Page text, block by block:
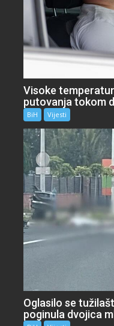
Visoke
putovanja tokom
BiH Vijesti
Oglasilo se
poginula dvojica